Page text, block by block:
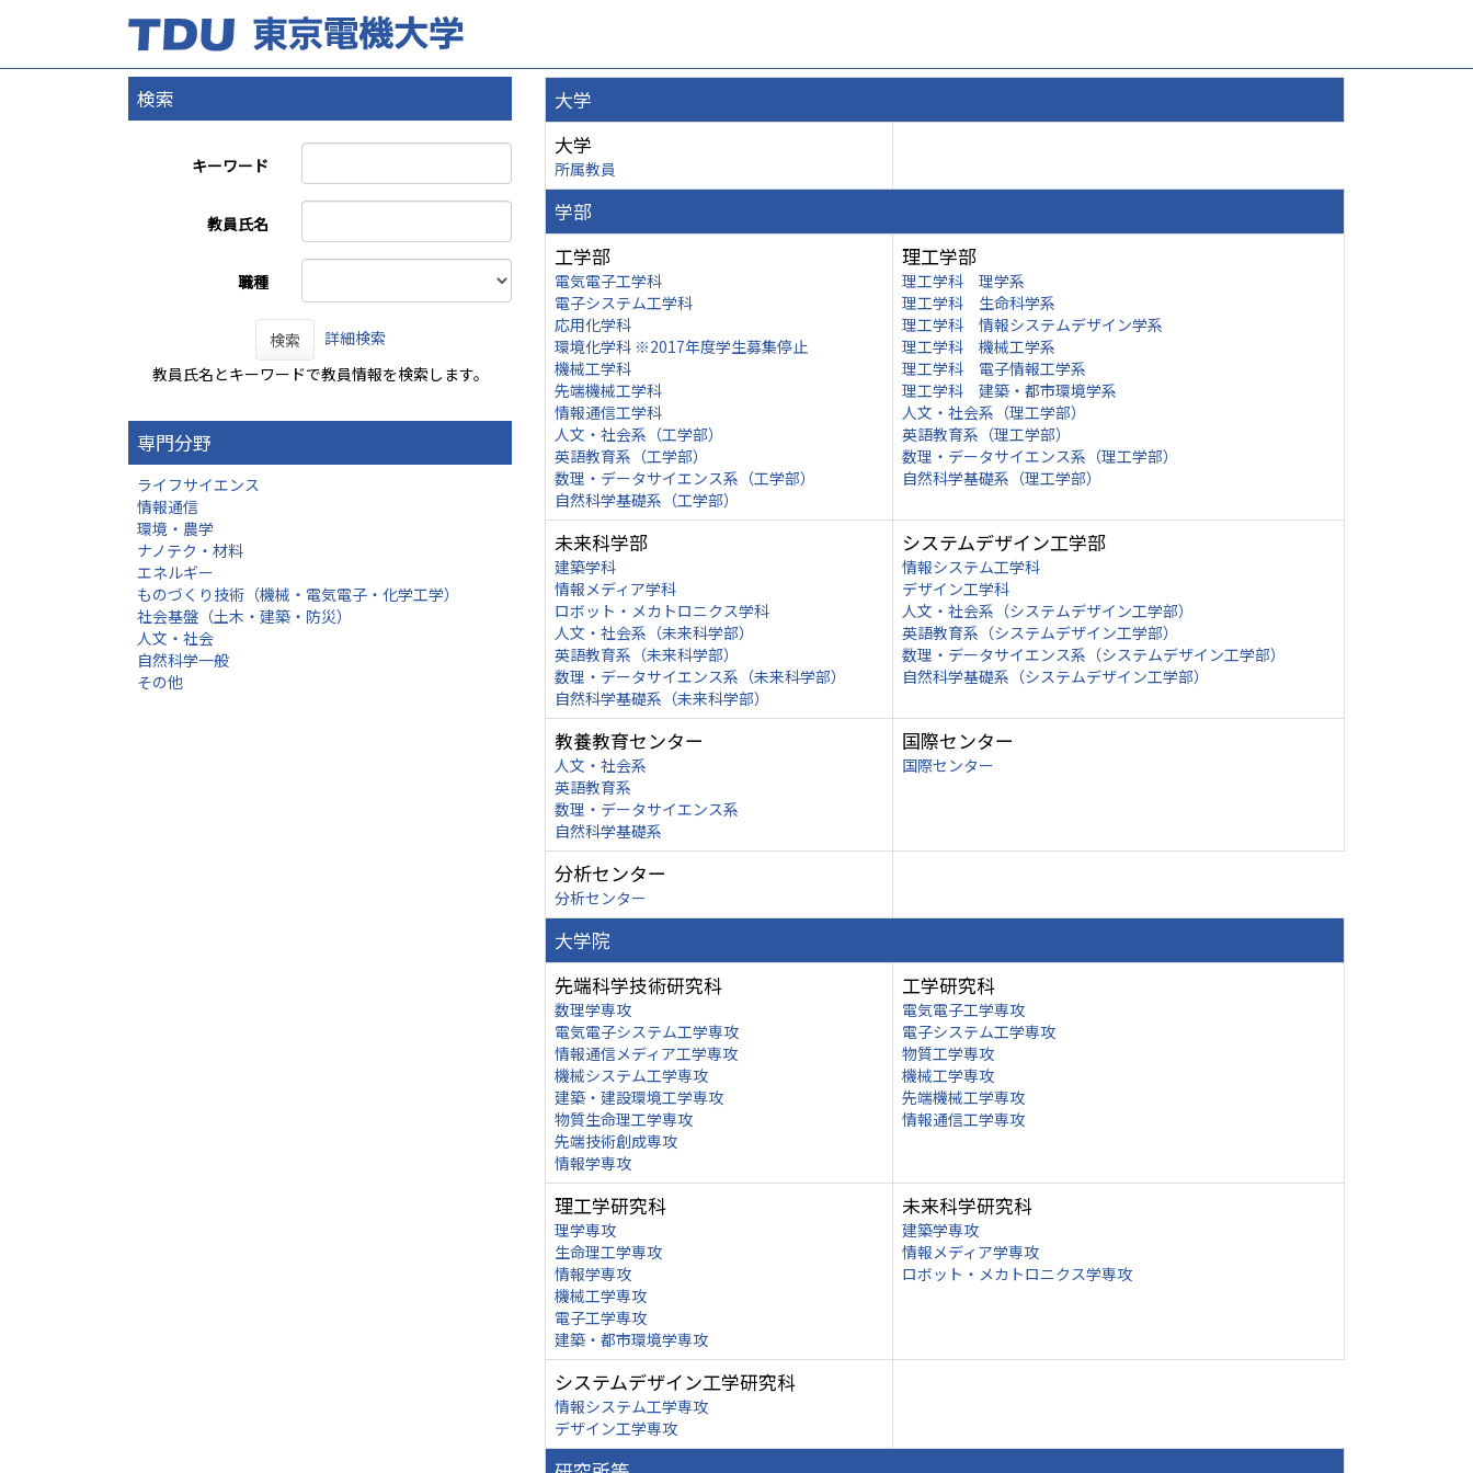
検索
キーワード
教員氏名
職種
検索
詳細検索
教員氏名とキーワードで教員情報を検索します。
専門分野
ライフサイエンス
情報通信
環境・農学
ナノテク・材料
エネルギー
ものづくり技術（機械・電気電子・化学工学）
社会基盤（土木・建築・防災）
人文・社会
自然科学一般
その他
大学
大学
所属教員
学部
工学部
電気電子工学科
電子システム工学科
応用化学科
環境化学科 ※2017年度学生募集停止
機械工学科
先端機械工学科
情報通信工学科
人文・社会系（工学部）
英語教育系（工学部）
数理・データサイエンス系（工学部）
自然科学基礎系（工学部）
理工学部
理工学科 理学系
理工学科 生命科学系
理工学科 情報システムデザイン学系
理工学科 機械工学系
理工学科 電子情報工学系
理工学科 建築・都市環境学系
人文・社会系（理工学部）
英語教育系（理工学部）
数理・データサイエンス系（理工学部）
自然科学基礎系（理工学部）
未来科学部
建築学科
情報メディア学科
ロボット・メカトロニクス学科
人文・社会系（未来科学部）
英語教育系（未来科学部）
数理・データサイエンス系（未来科学部）
自然科学基礎系（未来科学部）
システムデザイン工学部
情報システム工学科
デザイン工学科
人文・社会系（システムデザイン工学部）
英語教育系（システムデザイン工学部）
数理・データサイエンス系（システムデザイン工学部）
自然科学基礎系（システムデザイン工学部）
教養教育センター
人文・社会系
英語教育系
数理・データサイエンス系
自然科学基礎系
国際センター
国際センター
分析センター
分析センター
大学院
先端科学技術研究科
数理学専攻
電気電子システム工学専攻
情報通信メディア工学専攻
機械システム工学専攻
建築・建設環境工学専攻
物質生命理工学専攻
先端技術創成専攻
情報学専攻
工学研究科
電気電子工学専攻
電子システム工学専攻
物質工学専攻
機械工学専攻
先端機械工学専攻
情報通信工学専攻
理工学研究科
理学専攻
生命理工学専攻
情報学専攻
機械工学専攻
電子工学専攻
建築・都市環境学専攻
未来科学研究科
建築学専攻
情報メディア学専攻
ロボット・メカトロニクス学専攻
システムデザイン工学研究科
情報システム工学専攻
デザイン工学専攻